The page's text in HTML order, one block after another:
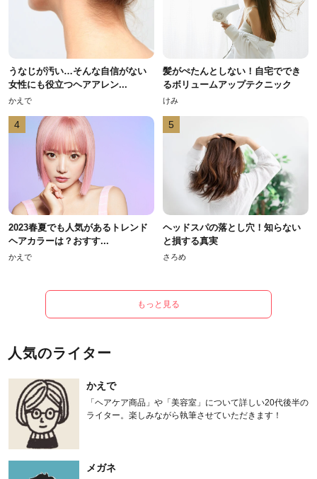
うなじが汚い…そんな自信がない
女性にも役立つヘアアレン...
かえで
髪がぺたんとしない！自宅ででき
るボリュームアップテクニック
けみ
4
2023春夏でも人気があるトレンド
ヘアカラーは？おすす...
かえで
5
ヘッドスパの落とし穴！知らない
と損する真実
さろめ
もっと見る
人気のライター
かえで
「ヘアケア商品」や「美容室」について詳しい20代後半の
ライター。楽しみながら執筆させていただきます！
メガネ